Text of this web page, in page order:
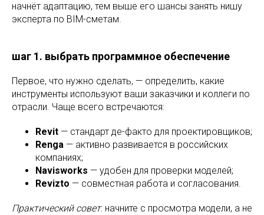
начнёт адаптацию, тем выше его шансы занять нишу
эксперта по BIM-сметам.
шаг 1. выбрать программное обеспечение
Первое, что нужно сделать, — определить, какие
инструменты используют ваши заказчики и коллеги по
отрасли. Чаще всего встречаются:
Revit — стандарт де-факто для проектировщиков;
Renga — активно развивается в российских
компаниях;
Navisworks — удобен для проверки моделей;
Revizto — совместная работа и согласования.
Практический совет: начните с просмотра модели, а не